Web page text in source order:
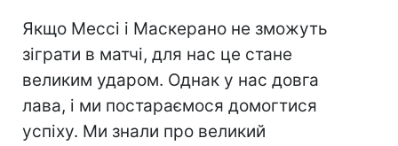
Якщо Мессі і Маскерано не зможуть
зіграти в матчі, для нас це стане
великим ударом. Однак у нас довга
лава, і ми постараємося домогтися
успіху. Ми знали про великий